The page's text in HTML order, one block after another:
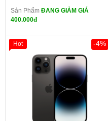
Sản Phẩm ĐANG GIẢM GIÁ
400.000đ
-4%
Hot